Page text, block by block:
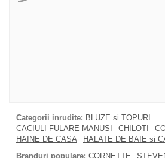
Categorii inrudite: BLUZE si TOPURI
CACIULI FULARE MANUSI
CHILOTI
HAINE DE CASA
HALATE DE BAIE si
Branduri populare: CORNETTE